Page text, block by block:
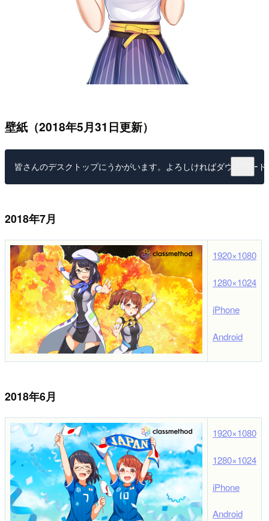
壁紙（2018年5月31日更新）
皆さんのデスクトップにうかがいます。よろしければダウンロー
2018年7月
1920×1080
1280×1024
iPhone
Android
2018年6月
1920×1080
1280×1024
iPhone
Android